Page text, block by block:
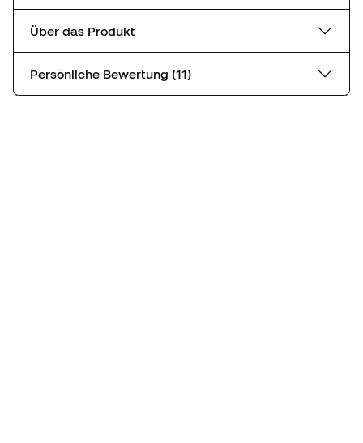
Über das Produkt
Persönliche Bewertung (11)